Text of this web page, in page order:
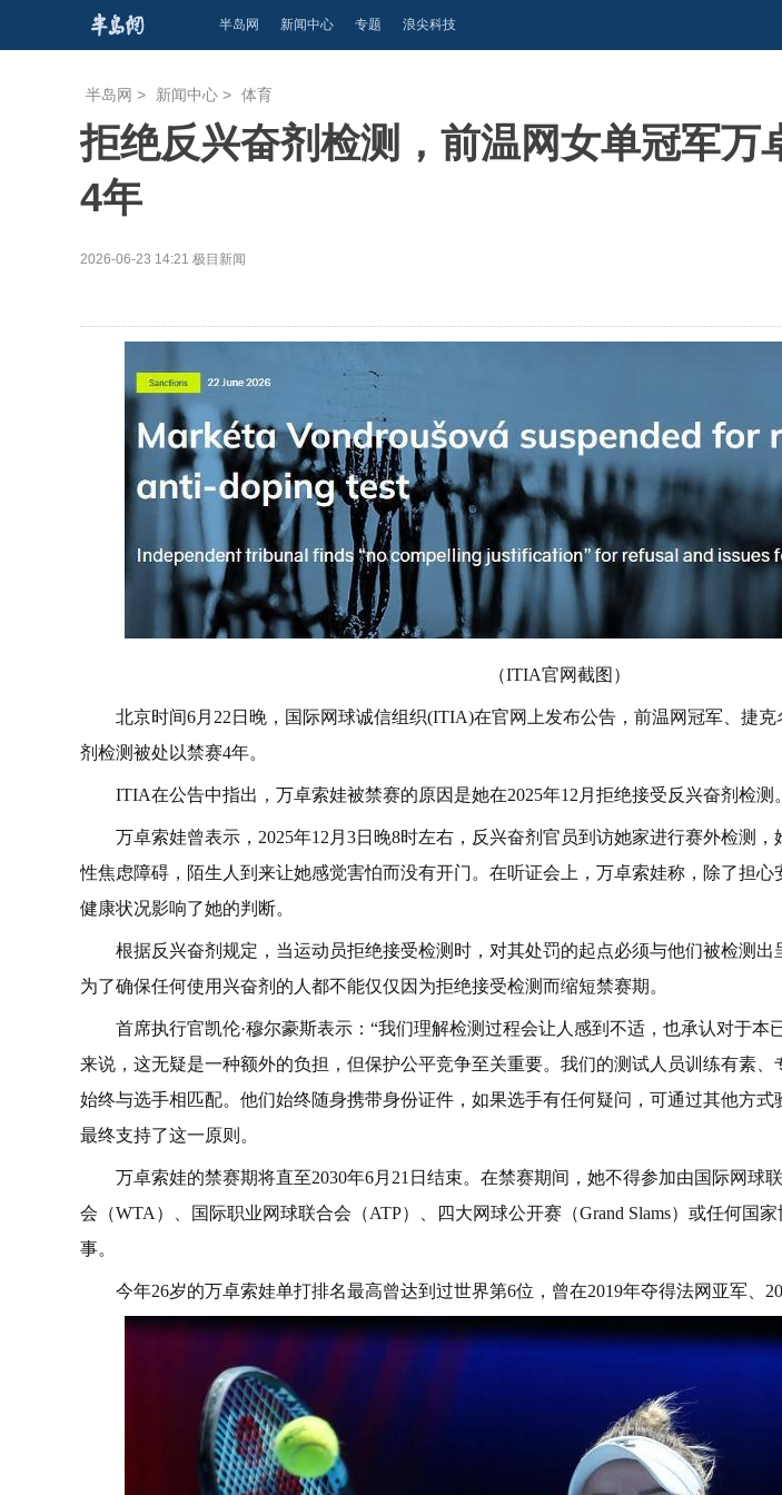
半岛网 新闻中心 专题 浪尖科技
半岛网 > 新闻中心 > 体育
拒绝反兴奋剂检测，前温网女单冠军万
4年
2026-06-23 14:21 极目新闻
（ITIA官网截图）
北京时间6月22日晚，国际网球诚信组织(ITIA)在官网上发布公告，前温网冠军、捷
剂检测被处以禁赛4年。
ITIA在公告中指出，万卓索娃被禁赛的原因是她在2025年12月拒绝接受反兴奋剂检测。
万卓索娃曾表示，2025年12月3日晚8时左右，反兴奋剂官员到访她家进行赛外检测
性焦虑障碍，陌生人到来让她感觉害怕而没有开门。在听证会上，万卓索娃称，除了担心
健康状况影响了她的判断。
根据反兴奋剂规定，当运动员拒绝接受检测时，对其处罚的起点必须与他们被检测出
为了确保任何使用兴奋剂的人都不能仅仅因为拒绝接受检测而缩短禁赛期。
首席执行官凯伦·穆尔豪斯表示：“我们理解检测过程会让人感到不适，也承认对于本
来说，这无疑是一种额外的负担，但保护公平竞争至关重要。我们的测试人员训练有素、
始终与选手相匹配。他们始终随身携带身份证件，如果选手有任何疑问，可通过其他方式
最终支持了这一原则。
万卓索娃的禁赛期将直至2030年6月21日结束。在禁赛期间，她不得参加由国际网球
会（WTA）、国际职业网球联合会（ATP）、四大网球公开赛（Grand Slams）或任何国
事。
今年26岁的万卓索娃单打排名最高曾达到过世界第6位，曾在2019年夺得法网亚军、